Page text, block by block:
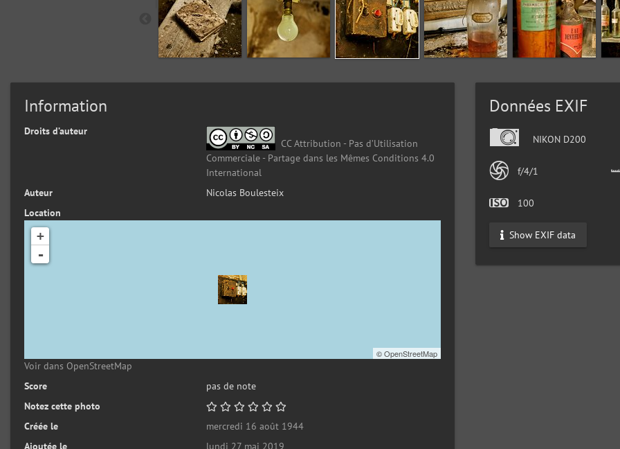
Information
Droits d’auteur
CC Attribution - Pas d’Utilisation
Commerciale - Partage dans les Mêmes Conditions 4.0
International
Auteur
Nicolas Boulesteix
Location
+
-
©OpenStreetMap
Voir dans OpenStreetMap
Score
pas de note
Notez cette photo
Créée le
mercredi 16 août 1944
Ajoutée le
lundi 27 mai 2019
Données EXIF
NIKON D200
f/4/1
100
Show EXIF data